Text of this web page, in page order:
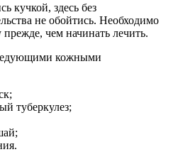
кучкой, здесь без
не обойтись. Необходимо
прежде, чем начинать лечить.
кожными
туберкулез;